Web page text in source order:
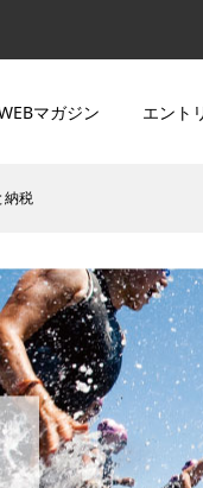
マガジン エント
納税